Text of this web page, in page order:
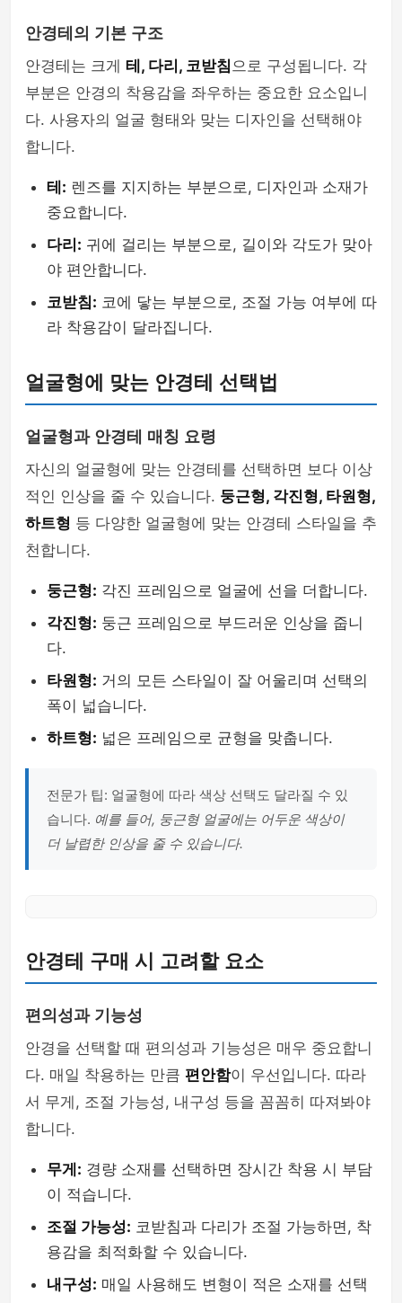
안경테의 기본 구조
안경테는 크게 테, 다리, 코받침으로 구성됩니다. 각
부분은 안경의 착용감을 좌우하는 중요한 요소입니
다. 사용자의 얼굴 형태와 맞는 디자인을 선택해야
합니다.
테: 렌즈를 지지하는 부분으로, 디자인과 소재가
중요합니다.
다리: 귀에 걸리는 부분으로, 길이와 각도가 맞아
야 편안합니다.
코받침: 코에 닿는 부분으로, 조절 가능 여부에 따
라 착용감이 달라집니다.
얼굴형에 맞는 안경테 선택법
얼굴형과 안경테 매칭 요령
자신의 얼굴형에 맞는 안경테를 선택하면 보다 이상
적인 인상을 줄 수 있습니다. 둥근형, 각진형, 타원형,
하트형 등 다양한 얼굴형에 맞는 안경테 스타일을 추
천합니다.
둥근형: 각진 프레임으로 얼굴에 선을 더합니다.
각진형: 둥근 프레임으로 부드러운 인상을 줍니
다.
타원형: 거의 모든 스타일이 잘 어울리며 선택의
폭이 넓습니다.
하트형: 넓은 프레임으로 균형을 맞춥니다.
전문가 팁: 얼굴형에 따라 색상 선택도 달라질 수 있
습니다. 예를 들어, 둥근형 얼굴에는 어두운 색상이
더 날렵한 인상을 줄 수 있습니다.
안경테 구매 시 고려할 요소
편의성과 기능성
안경을 선택할 때 편의성과 기능성은 매우 중요합니
다. 매일 착용하는 만큼 편안함이 우선입니다. 따라
서 무게, 조절 가능성, 내구성 등을 꼼꼼히 따져봐야
합니다.
무게: 경량 소재를 선택하면 장시간 착용 시 부담
이 적습니다.
조절 가능성: 코받침과 다리가 조절 가능하면, 착
용감을 최적화할 수 있습니다.
내구성: 매일 사용해도 변형이 적은 소재를 선택